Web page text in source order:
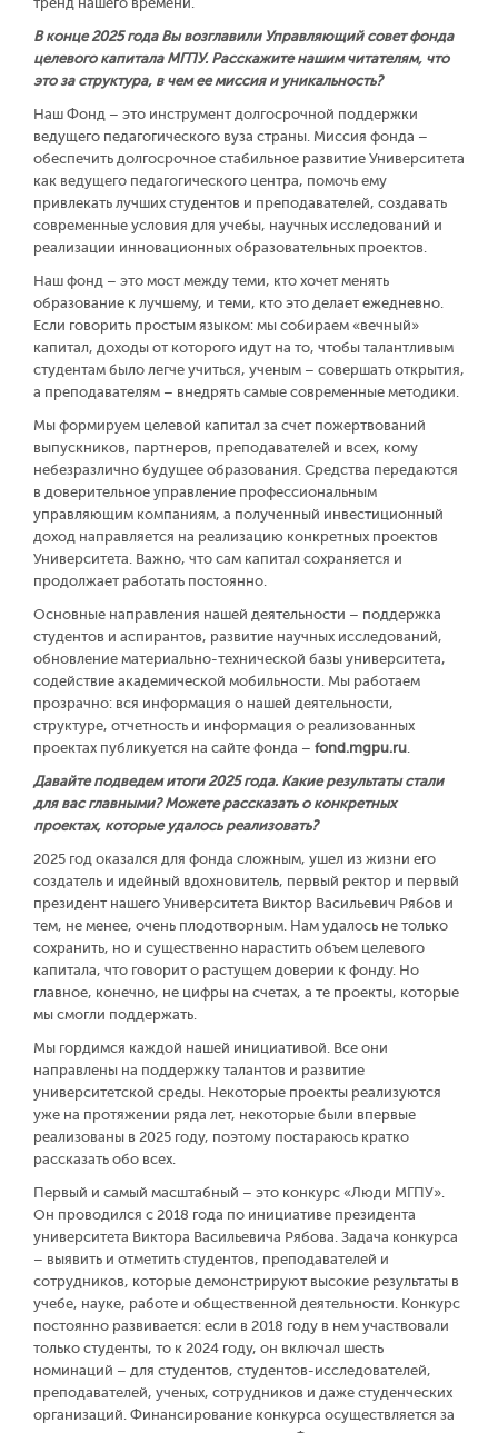
В конце 2025 года Вы возглавили Управляющий совет фонда
целевого капитала МГПУ. Расскажите нашим читателям, что
это за структура, в чем ее миссия и уникальность?
Наш Фонд – это инструмент долгосрочной поддержки
ведущего педагогического вуза страны. Миссия фонда –
обеспечить долгосрочное стабильное развитие Университета
как ведущего педагогического центра, помочь ему
привлекать лучших студентов и преподавателей, создавать
современные условия для учебы, научных исследований и
реализации инновационных образовательных проектов.
Наш фонд – это мост между теми, кто хочет менять
образование к лучшему, и теми, кто это делает ежедневно.
Если говорить простым языком: мы собираем «вечный»
капитал, доходы от которого идут на то, чтобы талантливым
студентам было легче учиться, ученым – совершать открытия,
а преподавателям – внедрять самые современные методики.
Мы формируем целевой капитал за счет пожертвований
выпускников, партнеров, преподавателей и всех, кому
небезразлично будущее образования. Средства передаются
в доверительное управление профессиональным
управляющим компаниям, а полученный инвестиционный
доход направляется на реализацию конкретных проектов
Университета. Важно, что сам капитал сохраняется и
продолжает работать постоянно.
Основные направления нашей деятельности – поддержка
студентов и аспирантов, развитие научных исследований,
обновление материально-технической базы университета,
содействие академической мобильности. Мы работаем
прозрачно: вся информация о нашей деятельности,
структуре, отчетность и информация о реализованных
проектах публикуется на сайте фонда – fond.mgpu.ru
Давайте подведем итоги 2025 года. Какие результаты стали
для вас главными? Можете рассказать о конкретных
проектах, которые удалось реализовать?
2025 год оказался для фонда сложным, ушел из жизни его
создатель и идейный вдохновитель, первый ректор и первый
президент нашего Университета Виктор Васильевич Рябов и
тем, не менее, очень плодотворным. Нам удалось не только
сохранить, но и существенно нарастить объем целевого
капитала, что говорит о растущем доверии к фонду. Но
главное, конечно, не цифры на счетах, а те проекты, которые
мы смогли поддержать.
Мы гордимся каждой нашей инициативой. Все они
направлены на поддержку талантов и развитие
университетской среды. Некоторые проекты реализуются
уже на протяжении ряда лет, некоторые были впервые
реализованы в 2025 году, поэтому постараюсь кратко
рассказать обо всех.
Первый и самый масштабный – это конкурс «Люди МГПУ».
Он проводился с 2018 года по инициативе президента
университета Виктора Васильевича Рябова. Задача конкурса
– выявить и отметить студентов, преподавателей и
сотрудников, которые демонстрируют высокие результаты в
учебе, науке, работе и общественной деятельности. Конкурс
постоянно развивается: если в 2018 году в нем участвовали
только студенты, то к 2024 году, он включал шесть
номинаций – для студентов, студентов-исследователей,
преподавателей, ученых, сотрудников и даже студенческих
организаций. Финансирование конкурса осуществляется за